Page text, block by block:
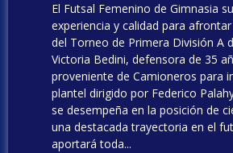
El Futsal Femenino de Gimnasia
experiencia y calidad para
del Torneo de Primera División A
Victoria Bedini, defensora de 35
proveniente de Camioneros para
plantel dirigido por Federico
se desempeña en la posición de
una destacada trayectoria en el
aportará toda...